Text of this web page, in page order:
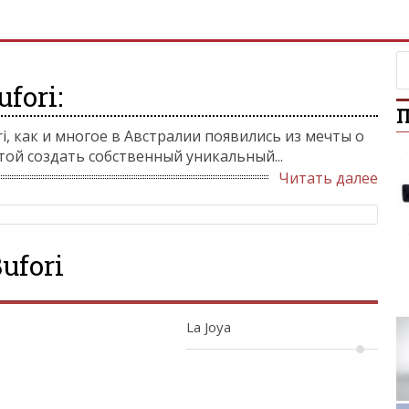
как и многое в Австралии появились из мечты о
создать собственный уникальный...
Читать далее
La Joya